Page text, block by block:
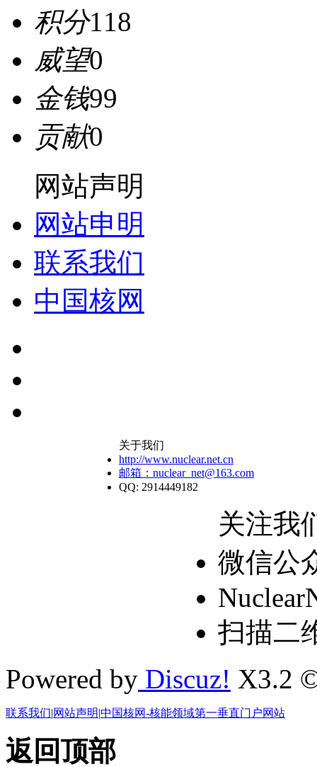
积分118
威望0
金钱99
贡献0
网站声明
网站申明
联系我们
中国核网
关于我们
http://www.nuclear.net.cn
邮箱：nuclear_net@163.com
QQ: 2914449182
关注我
微信公
扫描二
Powered by Discuz! X3.2
联系我们|网站声明|中国核网-核能领域第一垂直门户网站
返回顶部